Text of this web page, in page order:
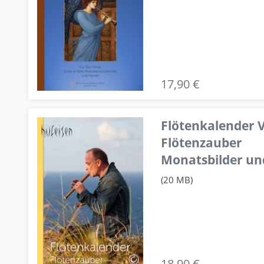
17,90 €
Flötenkalender
Flötenzauber
Monatsbilder
(20 MB)